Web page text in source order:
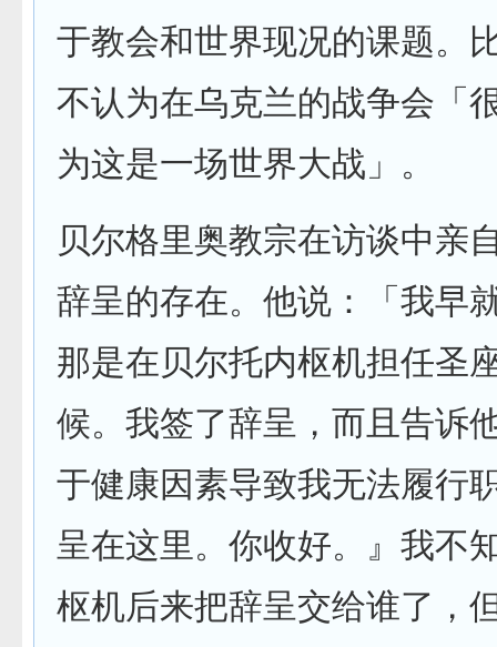
于教会和世界现况的课题。
不认为在乌克兰的战争会「
为这是一场世界大战」。
贝尔格里奥教宗在访谈中亲
辞呈的存在。他说：「我早
那是在贝尔托内枢机担任圣
候。我签了辞呈，而且告诉
于健康因素导致我无法履行
呈在这里。你收好。』我不
枢机后来把辞呈交给谁了，